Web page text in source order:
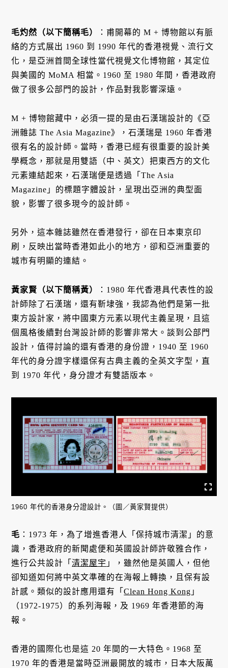
毛灼然（以下簡稱毛）
：甫開幕的 M + 博物館以有脈
絡的方式展出 1960 到 1990 年代的香港視覺、流行文
化，是亞洲首間全球性當代視覺文化博物館，其定位
與美國的 MoMA 相當。1960 至 1980 年間，香港政府
做了很多公部門的設計，作品對我影響深遠。
M + 博物館藏中，必須一提的是由石漢瑞設計的《亞
洲雜誌 The Asia Magazine》，石漢瑞是 1960 年香港
很有名的設計師。當時，香港已經有很重要的設計美
學概念，那就是用雙語（中、英文）把東西方的文化
元素連結起來，石漢瑞便是透過「The Asia
Magazine」的標題字體設計，呈現出亞洲的典型面
貌，影響了很多現今的設計師。
另外，這本雜誌雖然在香港發行，卻在日本東京印
刷，反映出當時香港如此小的地方，卻和亞洲重要的
城市有明顯的連結。
黃家賢（以下簡稱黃）
：1980 年代香港具代表性的設
計師除了石漢瑞，還有靳埭強，我認為他們是第一批
東方設計家，將中國東方元素以現代主義呈現，且這
個風格後續對台灣設計師的影響非常大。談到公部門
設計，值得討論的還有香港的身份證，1940 至 1960
年代的身分證字樣還保有古典主義的全英文字型，直
到 1970 年代，身分證才有雙語版本。
1960 年代的香港身分證設計。（圖／黃家賢提供）
毛 ：1973 年，為了增進香港人「保持城市清潔」的意
識，香港政府的新聞處便和英國設計師許敬雅合作，
進行公共設計「清潔屋宇 」，雖然他是英國人，但他
卻知道如何將中英文準確的在海報上轉換，且保有設
計感。類似的設計應用還有「Clean Hong Kong 」
（1972-1975）的系列海報，及 1969 年香港節的海
報。
香港的國際化也是這 20 年間的一大特色。1968 至
1970 年的香港是當時亞洲最開放的城市，日本大阪萬